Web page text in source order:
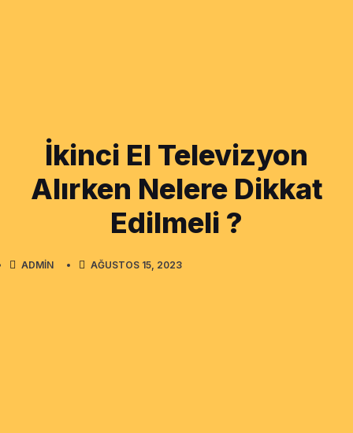
İkinci El Televizyon
Alırken Nelere Dikkat
Edilmeli ?
ADMIN AĞUSTOS 15, 2023